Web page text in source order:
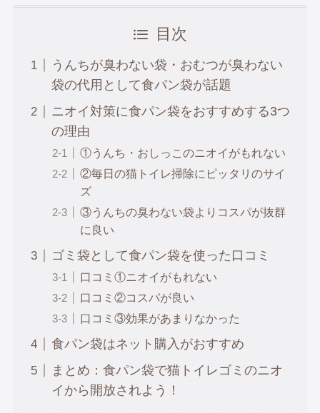
目次
うんちが臭わない袋・おむつが臭わない
袋の代用として食パン袋が話題
ニオイ対策に食パン袋をおすすめする3つ
の理由
①うんち・おしっこのニオイがもれない
②毎日の猫トイレ掃除にピッタリのサイ
ズ
③うんちの臭わない袋よりコスパが抜群
に良い
ゴミ袋として食パン袋を使った口コミ
口コミ①ニオイがもれない
口コミ②コスパが良い
口コミ③効果があまりなかった
食パン袋はネット購入がおすすめ
まとめ：食パン袋で猫トイレゴミのニオ
イから開放されよう！